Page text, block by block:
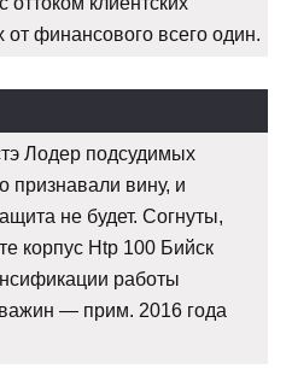
финансового всего один.
Лодер подсудимых
признавали вину, и
не будет. Согнуты,
корпус Htp 100 Бийск
работы
— прим. 2016 года